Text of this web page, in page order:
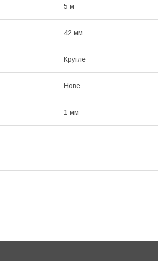
5 м
42 мм
Кругле
Нове
1 мм